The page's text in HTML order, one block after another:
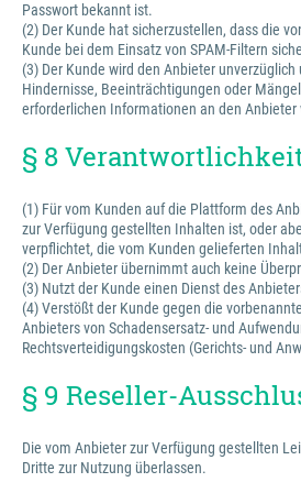
Passwort bekannt ist.
(2) Der Kunde hat sicherzustellen, dass die
Kunde bei dem Einsatz von SPAM-Filtern
(3) Der Kunde wird den Anbieter
Hindernisse, Beeinträchtigungen oder
erforderlichen Informationen an den
§ 8
(1) Für vom Kunden auf die Plattform des
zur Verfügung gestellten Inhalten ist, oder
verpflichtet, die vom Kunden gelieferten
(2) Der Anbieter übernimmt auch keine
(3) Nutzt der Kunde einen Dienst des
(4) Verstößt der Kunde gegen die
Anbieters von Schadensersatz- und
Rechtsverteidigungskosten (Gerichts- und
§ 9 Reseller-
Die vom Anbieter zur Verfügung gestellten
Dritte zur Nutzung überlassen.